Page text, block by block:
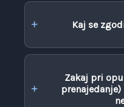
Kaj se
Zakaj pri